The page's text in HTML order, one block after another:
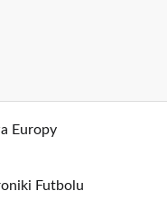
Europy
Futbolu